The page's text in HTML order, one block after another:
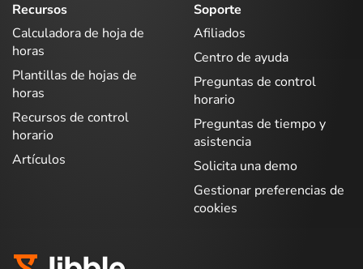
Recursos
Calculadora de hoja de
horas
Plantillas de hojas de
horas
Recursos de control
horario
Artículos
Soporte
Afiliados
Centro de ayuda
Preguntas de control
horario
Preguntas de tiempo y
asistencia
Solicita una demo
Gestionar preferencias de
cookies